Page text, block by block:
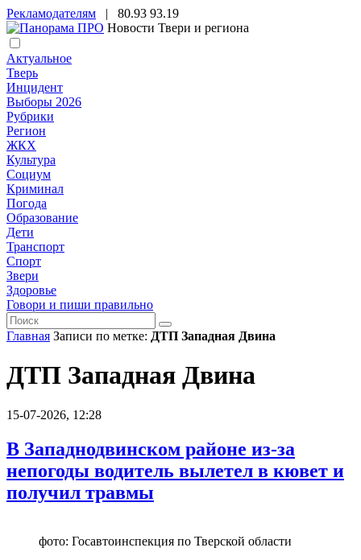
Рекламодателям | 80.93 93.19
Новости Твери и региона
Актуальное
Тверь
Инцидент
Выборы 2026
Рубрики
Регион
ЖКХ
Культура
Социум
Криминал
Погода
Образование
Дети
Транспорт
Спорт
Звери
Здоровье
Говори и пиши правильно
Главная Записи по метке: ДТП Западная Двина
ДТП Западная Двина
15-07-2026, 12:28
В Западнодвинском районе из-за
непогоды водитель вылетел в кювет и
получил травмы
фото: Госавтоинспекция по Тверской области